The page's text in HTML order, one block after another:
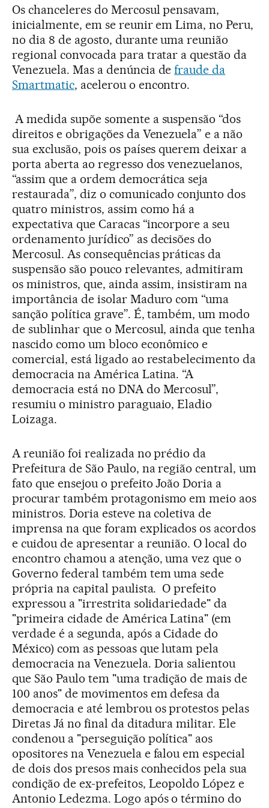
Os chanceleres do Mercosul pensavam,
inicialmente, em se reunir em Lima, no Peru,
no dia 8 de agosto, durante uma reunião
regional convocada para tratar a questão da
Venezuela. Mas a denúncia defraude da
Smartmatic, acelerou o encontro.
A medida supõe somente a suspensão “dos
direitos e obrigações da Venezuela” e a não
sua exclusão, pois os países querem deixar a
porta aberta ao regresso dos venezuelanos,
“assim que a ordem democrática seja
restaurada”, diz o comunicado conjunto dos
quatro ministros, assim como há a
expectativa que Caracas “incorpore a seu
ordenamento jurídico” as decisões do
Mercosul. As consequências práticas da
suspensão são pouco relevantes, admitiram
os ministros, que, ainda assim, insistiram na
importância de isolar Maduro com “uma
sanção política grave”. É, também, um modo
de sublinhar que o Mercosul, ainda que tenha
nascido como um bloco econômico e
comercial, está ligado ao restabelecimento da
democracia na América Latina. “A
democracia está no DNA do Mercosul”,
resumiu o ministro paraguaio, Eladio
Loizaga.
A reunião foi realizada no prédio da
Prefeitura de São Paulo, na região central, um
fato que ensejou o prefeito João Doria a
procurar também protagonismo em meio aos
ministros. Doria esteve na coletiva de
imprensa na que foram explicados os acordos
e cuidou de apresentar a reunião. O local do
encontro chamou a atenção, uma vez que o
Governo federal também tem uma sede
própria na capital paulista. O prefeito
expressou a "irrestrita solidariedade" da
"primeira cidade de América Latina" (em
verdade é a segunda, após a Cidade do
México) com as pessoas que lutam pela
democracia na Venezuela. Doria salientou
que São Paulo tem "uma tradição de mais de
100 anos" de movimentos em defesa da
democracia e até lembrou os protestos pelas
Diretas Já no final da ditadura militar. Ele
condenou a "perseguição política" aos
opositores na Venezuela e falou em especial
de dois dos presos mais conhecidos pela sua
condição de ex-prefeitos, Leopoldo López e
Antonio Ledezma. Logo após o término do